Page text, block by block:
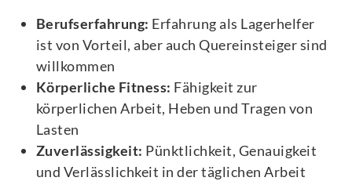
Berufserfahrung: Erfahrung als Lagerhelfer
ist von Vorteil, aber auch Quereinsteiger sind
willkommen
Körperliche Fitness: Fähigkeit zur
körperlichen Arbeit, Heben und Tragen von
Lasten
Zuverlässigkeit: Pünktlichkeit, Genauigkeit
und Verlässlichkeit in der täglichen Arbeit